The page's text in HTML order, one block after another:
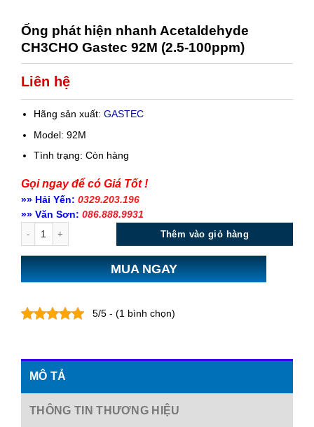
Ống phát hiện nhanh Acetaldehyde
CH3CHO Gastec 92M (2.5-100ppm)
Liên hệ
Hãng sản xuất: GASTEC
Model: 92M
Tình trạng: Còn hàng
Gọi ngay để có Giá Tốt !
»» Hải Yến: 0329.203.196
»» Văn Sơn: 086.888.9931
Thêm vào giỏ hàng
MUA NGAY
5/5 - (1 bình chọn)
MÔ TẢ
THÔNG TIN THƯƠNG HIỆU